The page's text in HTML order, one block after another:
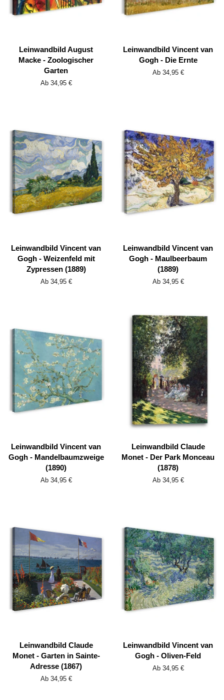
Leinwandbild August
Macke - Zoologischer
Garten
Ab 34,95 €
Leinwandbild Vincent van
Gogh - Die Ernte
Ab 34,95 €
Leinwandbild Vincent van
Gogh - Weizenfeld mit
Zypressen (1889)
Ab 34,95 €
Leinwandbild Vincent van
Gogh - Maulbeerbaum
(1889)
Ab 34,95 €
Leinwandbild Vincent van
Gogh - Mandelbaumzweige
(1890)
Ab 34,95 €
Leinwandbild Claude
Monet - Der Park Monceau
(1878)
Ab 34,95 €
Leinwandbild Claude
Monet - Garten in Sainte-
Adresse (1867)
Ab 34,95 €
Leinwandbild Vincent van
Gogh - Oliven-Feld
Ab 34,95 €